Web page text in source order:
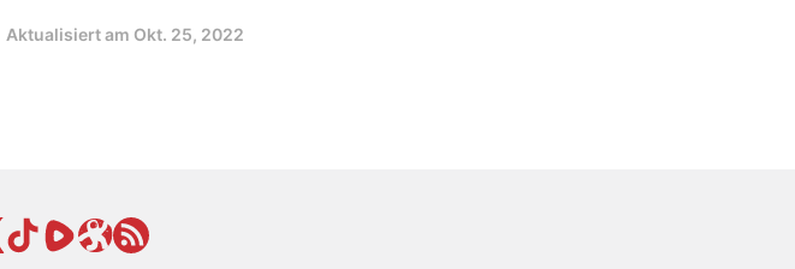
Aktualisiert am Okt. 25, 2022